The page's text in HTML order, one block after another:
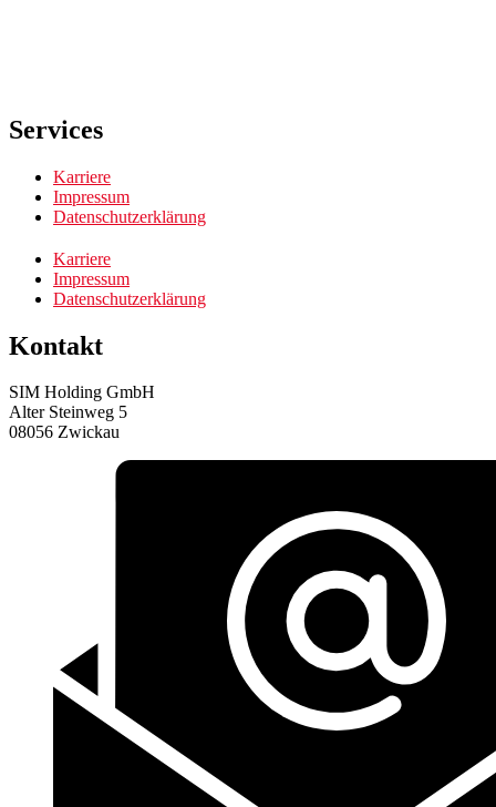
Services
Karriere
Impressum
Datenschutzerklärung
Karriere
Impressum
Datenschutzerklärung
Kontakt
SIM Holding GmbH
Alter Steinweg 5
08056 Zwickau